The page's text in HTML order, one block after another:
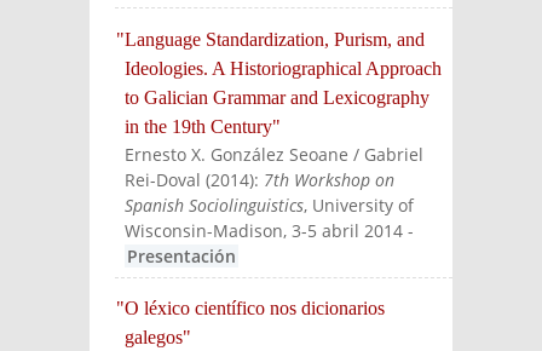
"Language Standardization, Purism, and
Ideologies. A Historiographical Approach
to Galician Grammar and Lexicography
in the 19th Century"
Ernesto X. González Seoane / Gabriel
Rei-Doval (2014): 7th Workshop on
Spanish Sociolinguistics, University of
Wisconsin-Madison, 3-5 abril 2014 -
Presentación
"O léxico científico nos dicionarios
galegos"